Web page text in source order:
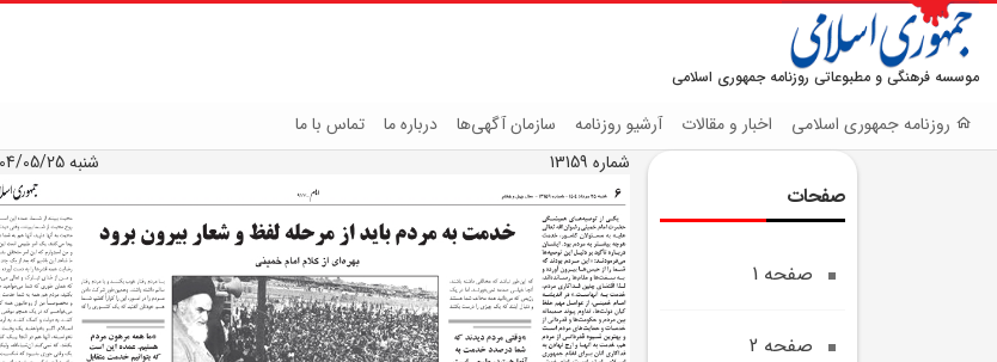
موسسه فرهنگی و مطبوعاتی روزنامه جمهوری اسلامی
روزنامه جمهوری اسلامی اخبار و مقالات آرشیو روزنامه سازمان آگهی‌ها درباره ما تماس با ما
صفحات
صفحه 1
صفحه 2
شماره 13159 شنبه 1404/05/25